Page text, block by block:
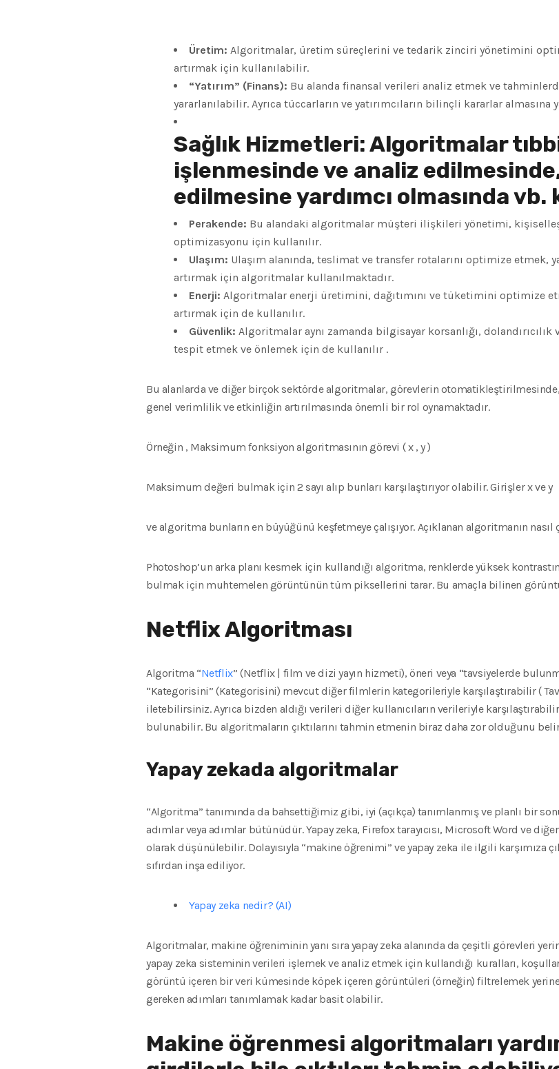
Üretim: Algoritmalar, üretim süreçlerini ve tedarik zinciri yönetimini
artırmak için kullanılabilir.
“Yatırım” (Finans): Bu alanda finansal verileri analiz etmek ve
yararlanılabilir. Ayrıca tüccarların ve yatırımcıların bilinçli kararlar almasına
Sağlık Hizmetleri:Algoritmalar
işlenmesinde ve analiz
edilmesine yardımcı olmasında vb.
Perakende: Bu alandaki algoritmalar müşteri ilişkileri yönetimi,
optimizasyonu için kullanılır.
Ulaşım: Ulaşım alanında, teslimat ve transfer rotalarını optimize etmek,
artırmak için algoritmalar kullanılmaktadır.
Enerji: Algoritmalar enerji üretimini, dağıtımını ve tüketimini optimize
artırmak için de kullanılır.
Güvenlik: Algoritmalar aynı zamanda bilgisayar korsanlığı,
tespit etmek ve önlemek için de kullanılır .
Bu alanlarda ve diğer birçok sektörde algoritmalar, görevlerin
genel verimlilik ve etkinliğin artırılmasında önemli bir rol oynamaktadır.
Örneğin , Maksimumfonksiyon algoritmasının görevi (x ,y)
Maksimum değeri bulmak için 2 sayı alıp bunları karşılaştırıyor olabilir. Girişlerxvey
ve algoritma bunların en büyüğünü keşfetmeye çalışıyor. Açıklanan algoritmanın nasıl
Photoshop’un arka planı kesmek için kullandığı algoritma, renklerde yüksek
bulmak için muhtemelen görüntünün tüm piksellerini tarar. Bu amaçla bilinen
Netflix Algoritması
Algoritma “Netflix” (Netflix | film ve dizi yayın hizmeti), öneri veya “tavsiyelerde
“Kategorisini” (Kategorisini) mevcut diğer filmlerin kategorileriyle karşılaştırabilir (
iletebilirsiniz. Ayrıca bizden aldığı verileri diğer kullanıcıların verileriyle
bulunabilir. Bu algoritmaların çıktılarını tahmin etmenin biraz daha zor olduğunu
Yapay zekada algoritmalar
“Algoritma” tanımında da bahsettiğimiz gibi, iyi (açıkça) tanımlanmış ve planlı bir
adımlar veya adımlar bütünüdür. Yapay zeka, Firefox tarayıcısı, Microsoft Word ve
olarak düşünülebilir. Dolayısıyla “makine öğrenimi” ve yapay zeka ile ilgili karşımıza
sıfırdan inşa ediliyor.
Yapay zeka nedir? (AI)
Algoritmalar, makine öğreniminin yanı sıra yapay zeka alanında da çeşitli görevleri
yapay zeka sisteminin verileri işlemek ve analiz etmek için kullandığı kuralları,
görüntü içeren bir veri kümesinde köpek içeren görüntüleri (örneğin) filtrelemek
gereken adımları tanımlamak kadar basit olabilir.
Makine öğrenmesi algoritmaları